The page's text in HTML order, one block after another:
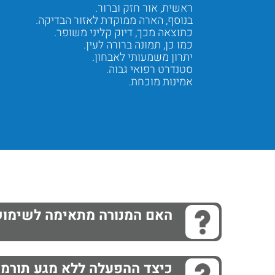
ראשית, אור חזק וברור.
בנוסף, הארה ממוקדת לאזור הבדיקה.
כתוצאה מכך, דיוק קליני משופר.
כמו כן, תמונה ברורה לעין.
יתרון משמעותי לאבחון.
סטנדרט רפואי גבוה.
אמינות מוכחת.
האם המנורה מתאימה
כיצד ההפעלה ללא מגע